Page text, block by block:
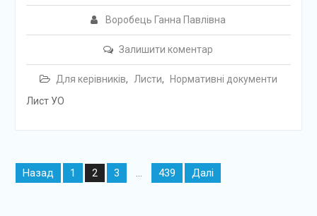
Воробець Ганна Павлівна
Залишити коментар
Для керівників, Листи,
Нормативні документи
Лист УО
Навігація
записів
Назад 1 2 3 439 Далі